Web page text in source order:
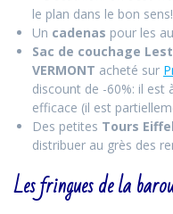
le plan dans le bon sens!
Un cadenas pour les
Sac de couchage
VERMONT acheté sur
discount de -60%: il est
efficace (il est
Des petites Tours
distribuer au grès des
Les fringues de la